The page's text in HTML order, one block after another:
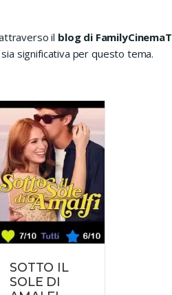
il blog di
significativa per questo tema.
SOTTO IL
SOLE DI